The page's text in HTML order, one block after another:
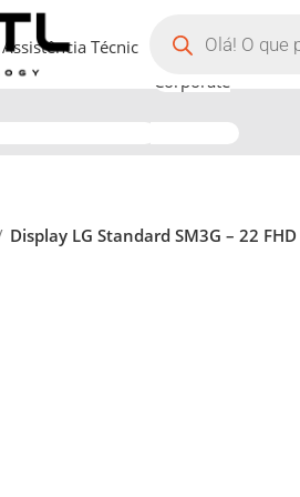
Assistência Técnica
Corporate
Display LG Standard SM3G – 22